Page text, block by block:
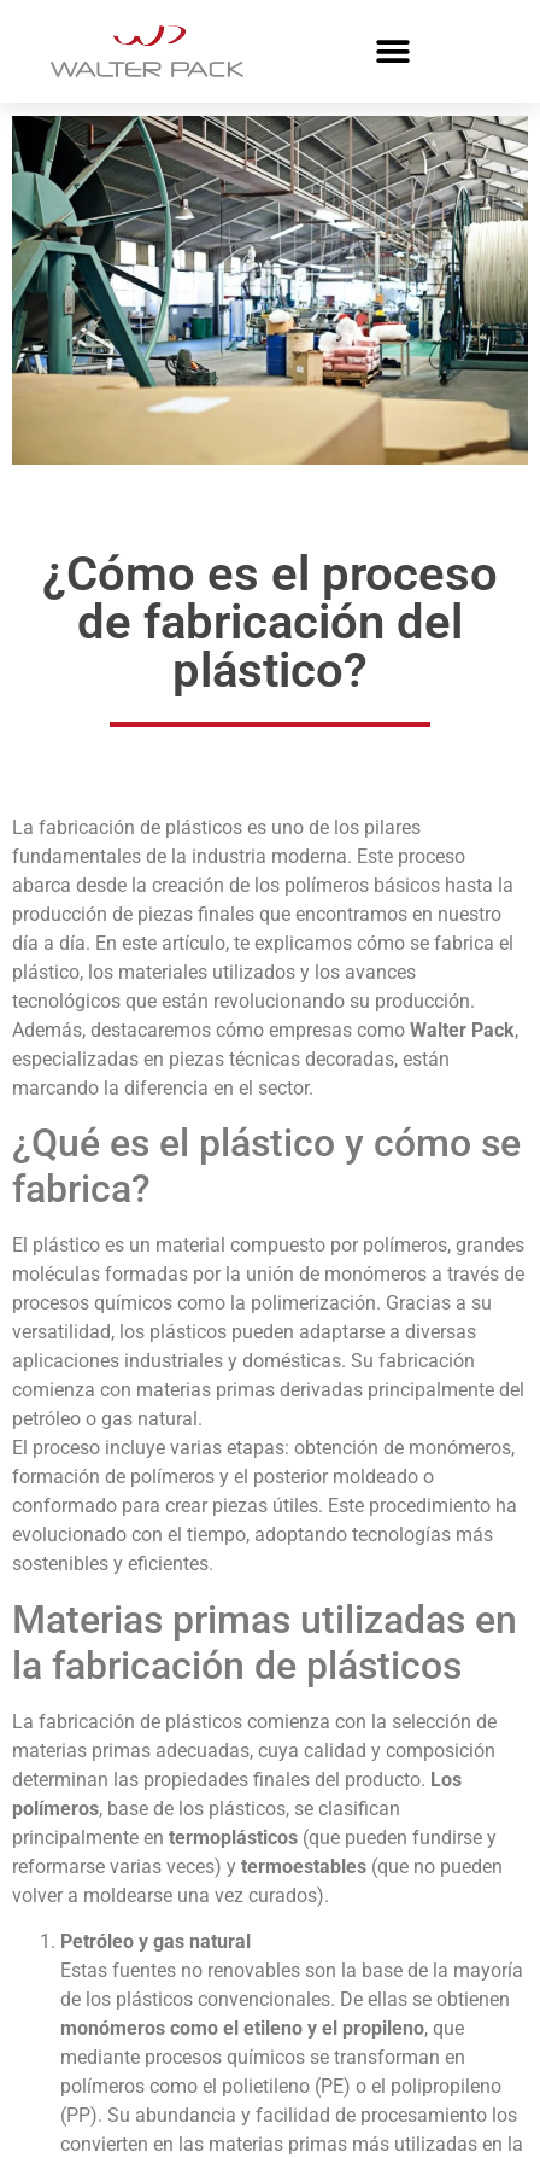
¿Cómo es el proceso
de fabricación del
plástico?
La fabricación de plásticos es uno de los pilares
fundamentales de la industria moderna. Este proceso
abarca desde la creación de los polímeros básicos hasta la
producción de piezas finales que encontramos en nuestro
día a día. En este artículo, te explicamos cómo se fabrica el
plástico, los materiales utilizados y los avances
tecnológicos que están revolucionando su producción.
Además, destacaremos cómo empresas como Walter Pack,
especializadas en piezas técnicas decoradas, están
marcando la diferencia en el sector.
¿Qué es el plástico y cómo se
fabrica?
El plástico es un material compuesto por polímeros, grandes
moléculas formadas por la unión de monómeros a través de
procesos químicos como la polimerización. Gracias a su
versatilidad, los plásticos pueden adaptarse a diversas
aplicaciones industriales y domésticas. Su fabricación
comienza con materias primas derivadas principalmente del
petróleo o gas natural.
El proceso incluye varias etapas: obtención de monómeros,
formación de polímeros y el posterior moldeado o
conformado para crear piezas útiles. Este procedimiento ha
evolucionado con el tiempo, adoptando tecnologías más
sostenibles y eficientes.
Materias primas utilizadas en
la fabricación de plásticos
La fabricación de plásticos comienza con la selección de
materias primas adecuadas, cuya calidad y composición
determinan las propiedades finales del producto. Los
polímeros, base de los plásticos, se clasifican
principalmente en termoplásticos (que pueden fundirse y
reformarse varias veces) y termoestables (que no pueden
volver a moldearse una vez curados).
Petróleo y gas natural
Estas fuentes no renovables son la base de la mayoría
de los plásticos convencionales. De ellas se obtienen
monómeros como el etileno y el propileno, que
mediante procesos químicos se transforman en
polímeros como el polietileno (PE) o el polipropileno
(PP). Su abundancia y facilidad de procesamiento los
convierten en las materias primas más utilizadas en la